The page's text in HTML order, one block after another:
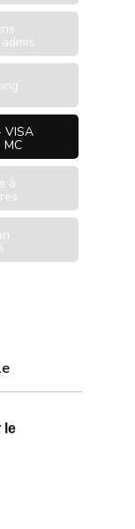
VISA
MC
à
le